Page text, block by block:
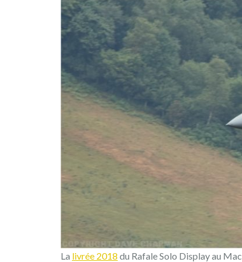
La livrée 2018 du Rafale Solo Display au